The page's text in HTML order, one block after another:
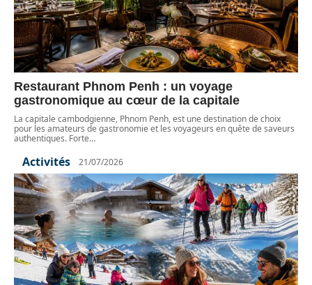
Restaurant Phnom Penh : un voyage
gastronomique au cœur de la capitale
La capitale cambodgienne, Phnom Penh, est une destination de choix
pour les amateurs de gastronomie et les voyageurs en quête de saveurs
authentiques. Forte…
Activités 21/07/2026